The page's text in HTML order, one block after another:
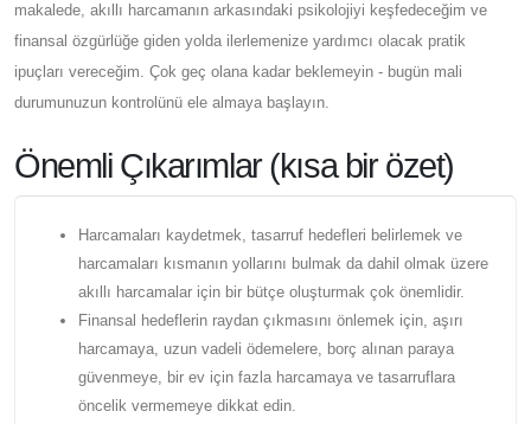
makalede, akıllı harcamanın arkasındaki psikolojiyi keşfedeceğim ve
finansal özgürlüğe giden yolda ilerlemenize yardımcı olacak pratik
ipuçları vereceğim. Çok geç olana kadar beklemeyin - bugün mali
durumunuzun kontrolünü ele almaya başlayın.
Önemli Çıkarımlar (kısa bir özet)
Harcamaları kaydetmek, tasarruf hedefleri belirlemek ve
harcamaları kısmanın yollarını bulmak da dahil olmak üzere
akıllı harcamalar için bir bütçe oluşturmak çok önemlidir.
Finansal hedeflerin raydan çıkmasını önlemek için, aşırı
harcamaya, uzun vadeli ödemelere, borç alınan paraya
güvenmeye, bir ev için fazla harcamaya ve tasarruflara
öncelik vermemeye dikkat edin.